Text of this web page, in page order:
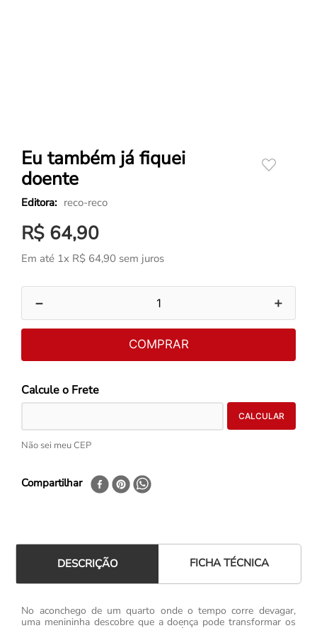
Eu também já fiquei
doente
reco-reco
R$ 64,90
Em até 1x R$ 64,90 sem juros
＋
－
COMPRAR
Não sei meu CEP
Compartilhar
DESCRIÇÃO FICHA TÉCNICA
No aconchego de um quarto onde o tempo corre devagar,
uma menininha descobre que a doença pode transformar os